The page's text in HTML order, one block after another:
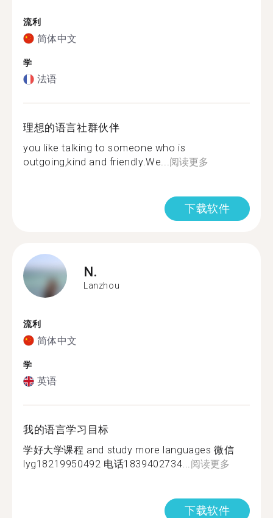
流利
简体中文
学
法语
理想的语言社群伙伴
you like talking to someone who is
outgoing,kind and friendly.We...阅读更多
下载软件
N.
Lanzhou
流利
简体中文
学
英语
我的语言学习目标
学好大学课程 and study more languages 微信
lyg18219950492 电话1839402734...阅读更多
下载软件